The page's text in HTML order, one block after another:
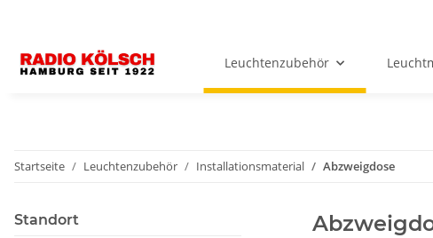
Leuchtenzubehör
Startseite Leuchtenzubehör Installationsmaterial Abzweigdose
Standort